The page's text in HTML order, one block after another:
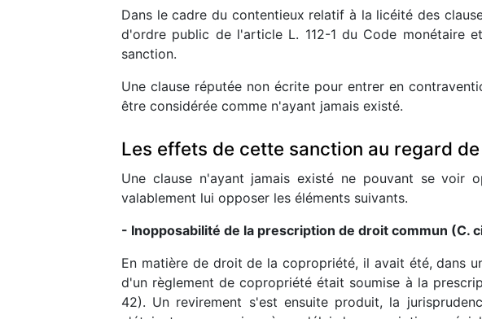
Dans le cadre du contentieux relatif à la licéité des
d'ordre public de l'article L. 112-1 du Code monétaire
sanction.
Une clause réputée non écrite pour entrer en
être considérée comme n'ayant jamais existé.
Les effets de cette sanction au regard
Une clause n'ayant jamais existé ne pouvant se voir
valablement lui opposer les éléments suivants.
- Inopposabilité de la prescription de droit commun (C.
En matière de droit de la copropriété, il avait été, dans
d'un règlement de copropriété était soumise à la
42). Un revirement s'est ensuite produit, la